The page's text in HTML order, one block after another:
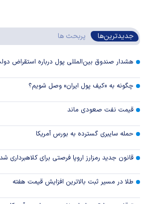
جدیدترین‌ها پربحث ها
هشدار صندوق بین‌المللی پول درباره استقراض
چگونه به «کیف پول ایران» وصل شویم؟
قیمت نفت صعودی ماند
حمله سایبری گسترده به بورس آمریکا
قانون جدید رمزارز اروپا فرصتی برای کلاهبرداری شد
طلا در مسیر ثبت بالاترین افزایش قیمت هفته